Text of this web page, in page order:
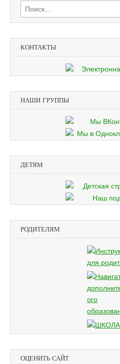
Найти:
КОНТАКТЫ
НАШИ ГРУППЫ
ДЕТЯМ
РОДИТЕЛЯМ
ОЦЕНИТЬ САЙТ